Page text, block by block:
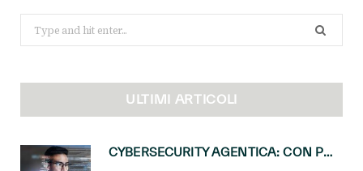
for:
ULTIMI ARTICOLI
CYBERSECURITY AGENTICA: CON PERCEPTION E MAI-CYBER-1-FLASH MICROSOFT APRE NUOVI SERVIZI PER IL CANALE